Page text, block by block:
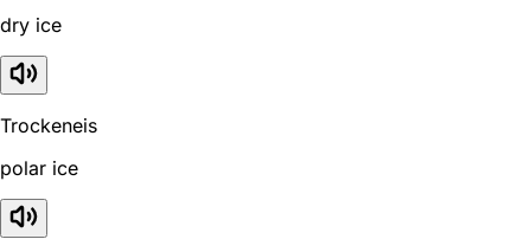
dry ice
Trockeneis
polar ice